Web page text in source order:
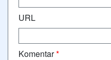
URL
Komentar*